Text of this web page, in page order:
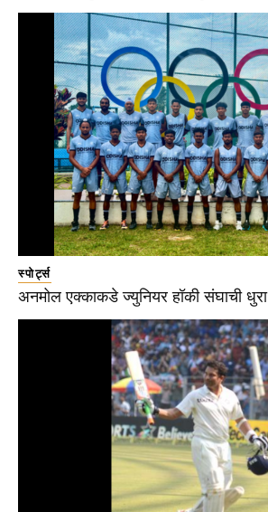
स्पोर्ट्स
अनमोल एक्काकडे ज्युनियर हॉकी संघाची धुरा